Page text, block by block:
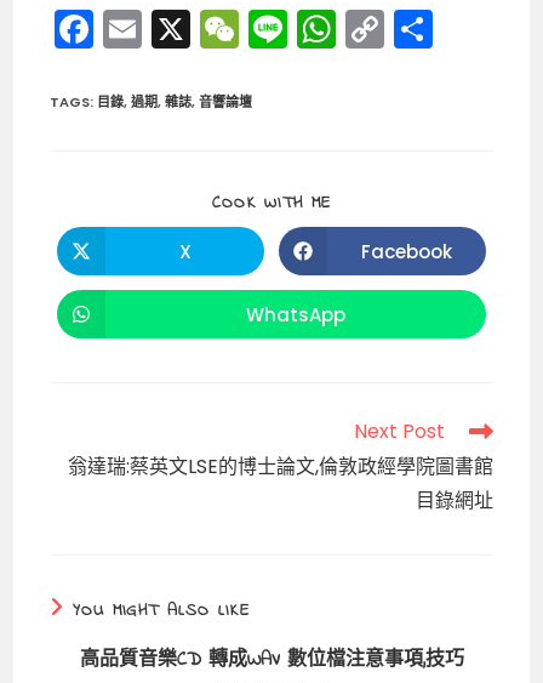
F
a
c
o
o
k
E
m
ai
X W
e
C
a
t
Li
n
W
h
p
p
C
o
n
k
TAGS: 目錄, 過期, 雜誌, 音響論壇
COOK WITH ME
Opens
in
a
X Opens
in
a
Facebook
Opens
in
WhatsApp
more
articles
Next Post
翁達瑞:蔡英文LSE的博士論文,倫敦政經學院圖書館
目錄網址
YOU MIGHT ALSO LIKE
高品質音樂CD 轉成WAV 數位檔注意事項,技巧